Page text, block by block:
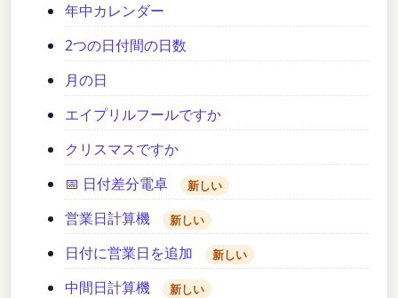
年中カレンダー
2つの日付間の日数
月の日
エイプリルフールですか
クリスマスですか
📅 日付差分電卓
新しい
営業日計算機 新しい
日付に営業日を追加 新しい
中間日計算機 新しい